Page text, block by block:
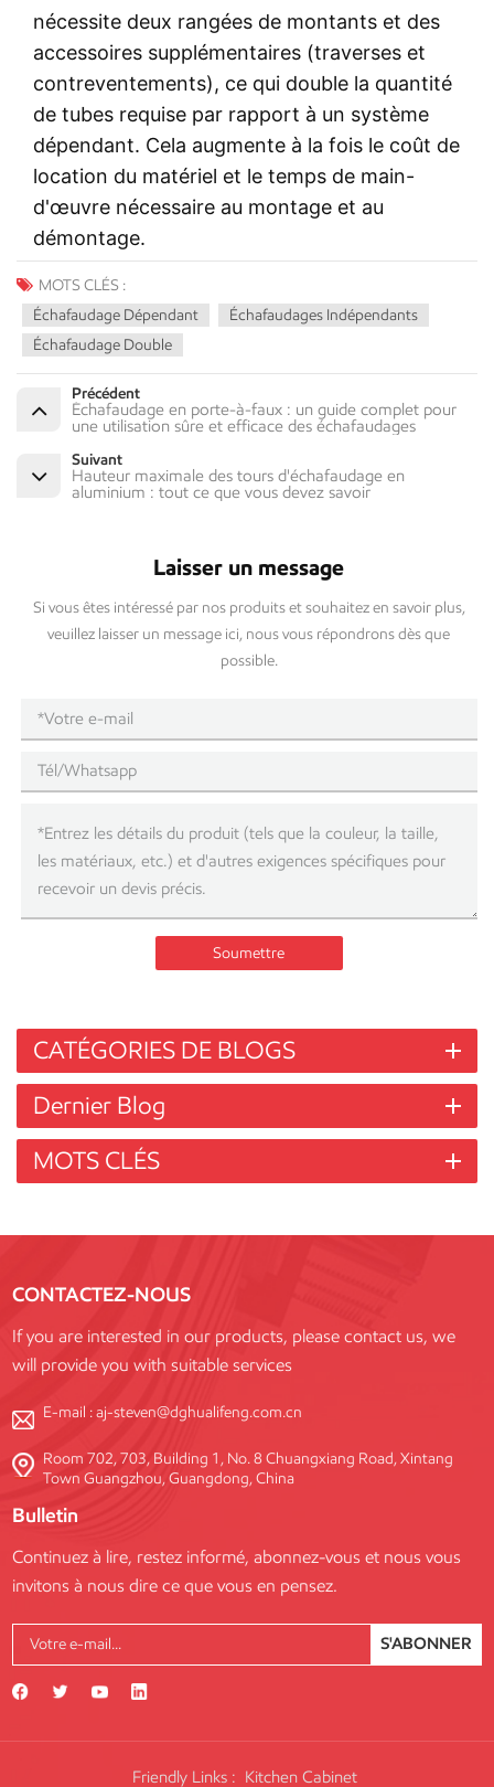
nécessite deux rangées de montants et des
accessoires supplémentaires (traverses et
contreventements), ce qui double la quantité
de tubes requise par rapport à un système
dépendant. Cela augmente à la fois le coût de
location du matériel et le temps de main-
d'œuvre nécessaire au montage et au
démontage.
MOTS CLÉS :
Échafaudage Dépendant
Échafaudages Indépendants
Échafaudage Double
Précédent
Échafaudage en porte-à-faux : un guide complet pour
une utilisation sûre et efficace des échafaudages
Suivant
Hauteur maximale des tours d'échafaudage en
aluminium : tout ce que vous devez savoir
Laisser un message
Si vous êtes intéressé par nos produits et souhaitez en savoir plus,
veuillez laisser un message ici, nous vous répondrons dès que
possible.
Soumettre
CATÉGORIES DE BLOGS
Dernier Blog
MOTS CLÉS
CONTACTEZ-NOUS
If you are interested in our products, please contact us, we
will provide you with suitable services
E-mail :aj-steven@dghualifeng.com.cn
Room 702, 703, Building 1, No. 8 Chuangxiang Road, Xintang
Town Guangzhou, Guangdong, China
Bulletin
Continuez à lire, restez informé, abonnez-vous et nous vous
invitons à nous dire ce que vous en pensez.
S'ABONNER
Friendly Links : Kitchen Cabinet